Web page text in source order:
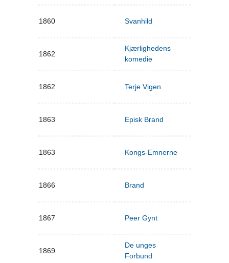
1860 Svanhild
1862
Kjærlighedens
komedie
1862 Terje Vigen
1863 Episk Brand
1863 Kongs-Emnerne
1866 Brand
1867 Peer Gynt
1869
De unges
Forbund